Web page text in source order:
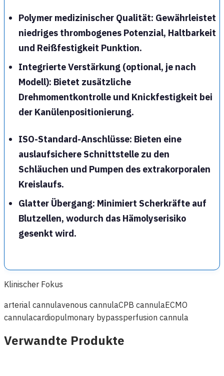
Polymer medizinischer Qualität: Gewährleistet
niedriges thrombogenes Potenzial, Haltbarkeit
und Reißfestigkeit Punktion.
Integrierte Verstärkung (optional, je nach
Modell): Bietet zusätzliche
Drehmomentkontrolle und Knickfestigkeit bei
der Kanülenpositionierung.
ISO-Standard-Anschlüsse: Bieten eine
auslaufsichere Schnittstelle zu den
Schläuchen und Pumpen des extrakorporalen
Kreislaufs.
Glatter Übergang: Minimiert Scherkräfte auf
Blutzellen, wodurch das Hämolyserisiko
gesenkt wird.
Klinischer Fokus
arterial cannulavenous cannulaCPB cannulaECMO
cannulacardiopulmonary bypassperfusion cannula
Verwandte Produkte